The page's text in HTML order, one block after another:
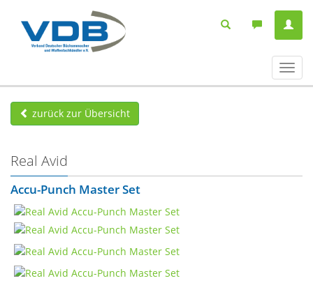
ein-/
zurück zur Übersicht
Real Avid
Accu-Punch Master Set